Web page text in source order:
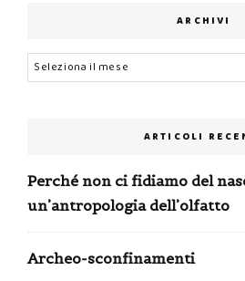
ARCHIVI
Archivi
ARTICOLI
Perché non ci fidiamo del
un’antropologia dell’olfatto
Archeo-sconfinamenti